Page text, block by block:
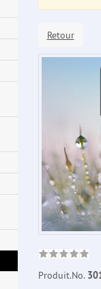
Retour
Produit.No.